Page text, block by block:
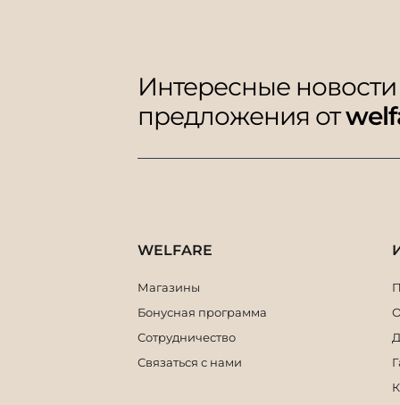
Интересные
предложения от
WELFARE
Магазины
Бонусная программа
Сотрудничество
Связаться с нами